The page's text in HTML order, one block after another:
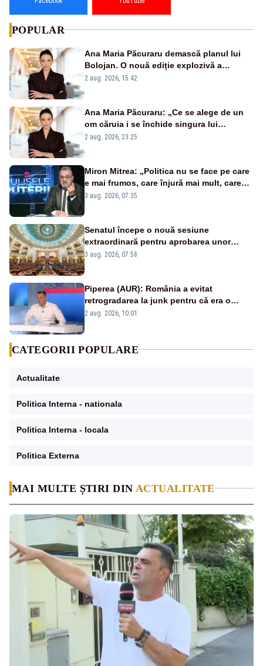
MAI MULTE ȘTIRI DIN ACTUALITATE
POPULAR
Ana Maria Păcuraru demască planul lui
Bolojan. O nouă ediție explozivă a
emisiunii „Miza Zilei” la Realitatea PLUS
2 aug. 2026, 15:42
Ana Maria Păcuraru: „Ce se alege de un
om căruia i se închide singura lui
portiță?”
2 aug. 2026, 23:25
Miron Mitrea: „Politica nu se face pe care
e mai frumos, care înjură mai mult, care
țipă mai tare, ci pe proiecte”
3 aug. 2026, 07:35
Senatul începe o nouă sesiune
extraordinară pentru aprobarea unor
jaloane din PNRR
3 aug. 2026, 07:58
Piperea (AUR): România a evitat
retrogradarea la junk pentru că era o
catastrofă pentru bănci și fondurile de
2 aug. 2026, 10:01
CATEGORII POPULARE
Actualitate
Politica Interna - nationala
Politica Interna - locala
Politica Externa